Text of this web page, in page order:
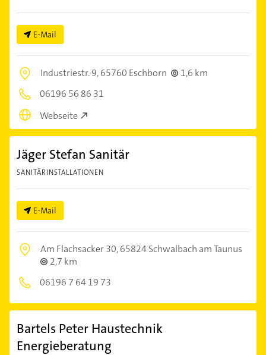
E-Mail
Industriestr. 9,65760 Eschborn
1,6 km
06196 56 86 31
Webseite
Jäger Stefan Sanitär
SANITÄRINSTALLATIONEN
E-Mail
Am Flachsacker 30,65824 Schwalbach am Taunus
2,7 km
06196 7 64 19 73
Bartels Peter Haustechnik
Energieberatung